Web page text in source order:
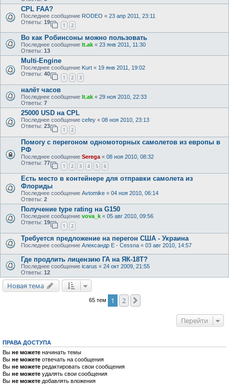
CPL FAA?
Последнее сообщение RODEO « 23 апр 2011, 23:11
Ответы: 19
1 2
Во как Робинсоны можно пользовать
Последнее сообщение lt.ak « 23 янв 2011, 11:30
Ответы: 13
Multi-Engine
Последнее сообщение Kurt « 19 янв 2011, 19:02
Ответы: 40
1 2 3
налёт часов
Последнее сообщение lt.ak « 29 ноя 2010, 22:33
Ответы: 7
25000 USD на CPL
Последнее сообщение cefey « 08 ноя 2010, 23:13
Ответы: 23
1 2
Помогу с перегоном одномоторных самолетов из европы в
РФ
Последнее сообщение Serega « 08 ноя 2010, 08:32
Ответы: 77
1 2 3 4 5 6
Есть место в контейнере для отправки самолета из
Флориды
Последнее сообщение Avtomike « 04 ноя 2010, 06:14
Ответы: 2
Получение type rating на G150
Последнее сообщение vova_k « 05 авг 2010, 09:56
Ответы: 19
1 2
Требуется предложение на перегон США - Украина
Последнее сообщение Александр E - Cessna « 03 авг 2010, 14:57
Где продлить лицензию ГА на ЯК-18T?
Последнее сообщение icarus « 24 окт 2009, 21:55
Ответы: 12
Новая тема
65 тем 1 2
Перейти
ПРАВА ДОСТУПА
Вы не можете начинать темы
Вы не можете отвечать на сообщения
Вы не можете редактировать свои сообщения
Вы не можете удалять свои сообщения
Вы не можете добавлять вложения